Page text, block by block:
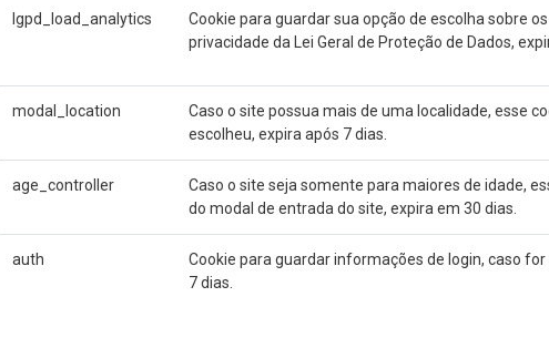
lgpd_load_analytics
Cookie para guardar sua opção de escolha sobre
privacidade da Lei Geral de Proteção de Dados,
modal_location
Caso o site possua mais de uma localidade, esse
escolheu, expira após 7 dias.
age_controller
Caso o site seja somente para maiores de idade,
do modal de entrada do site, expira em 30 dias.
auth
Cookie para guardar informações de login, caso
7 dias.